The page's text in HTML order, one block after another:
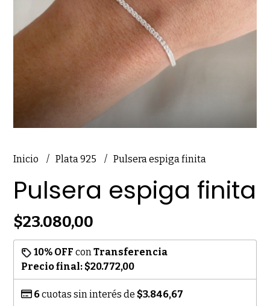
Inicio Plata 925 Pulsera espiga finita
Pulsera espiga finita
$23.080,00
10% OFF conTransferencia
Precio final: $20.772,00
6cuotas sin interés de $3.846,67